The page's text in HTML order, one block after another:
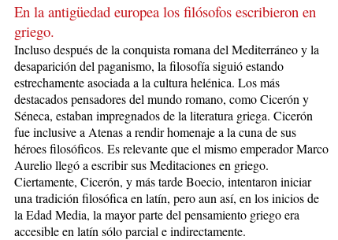
En la antigüedad europea los filósofos escribieron en
griego.
Incluso después de la conquista romana del Mediterráneo y la
desaparición del paganismo, la filosofía siguió estando
estrechamente asociada a la cultura helénica. Los más
destacados pensadores del mundo romano, como Cicerón y
Séneca, estaban impregnados de la literatura griega. Cicerón
fue inclusive a Atenas a rendir homenaje a la cuna de sus
héroes filosóficos. Es relevante que el mismo emperador Marco
Aurelio llegó a escribir sus Meditaciones en griego.
Ciertamente, Cicerón, y más tarde Boecio, intentaron iniciar
una tradición filosófica en latín, pero aun así, en los inicios de
la Edad Media, la mayor parte del pensamiento griego era
accesible en latín sólo parcial e indirectamente.